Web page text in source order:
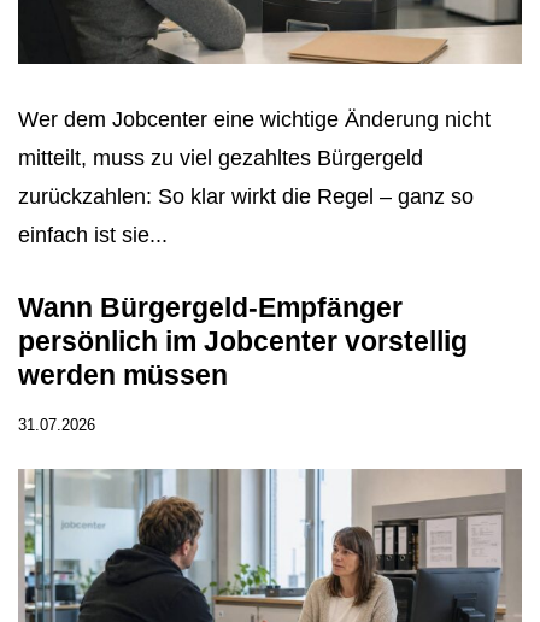
Wer dem Jobcenter eine wichtige Änderung nicht
mitteilt, muss zu viel gezahltes Bürgergeld
zurückzahlen: So klar wirkt die Regel – ganz so
einfach ist sie...
Wann Bürgergeld-Empfänger
persönlich im Jobcenter vorstellig
werden müssen
31.07.2026